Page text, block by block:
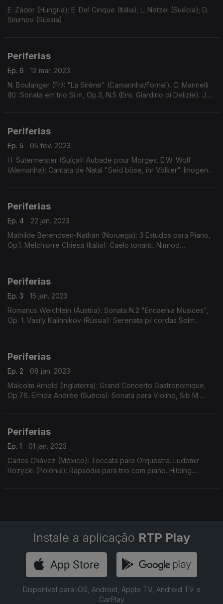
E. Zádor (Hungria); E. Del Cinque (Itália); L. Netzel (Suécia); D.
Smirnov (Rússia)
Periferias
Ep. 6
12 mar. 2023
N. Boulanger (Fr): "La Sirène" (Camarinha/Fornel). C. Mannelli
(It): Sonata em trio Si m, Op.3, N.5 (Ens. Giardino di Delizie). J.M.
Periferias
Ep. 5
05 fev. 2023
H. Sutermeister (Suíça): Aubade pour Morges. E.W. Wolf
(Alemanha): Cantata de Natal "Seid böse, ihr Völker". Imogen
Periferias
Ep. 4
22 jan. 2023
Mathilde Berendsen-Nathan (Noruega): 3 Estudos para Piano,
Op.1. Melchiorre Chiesa (Itália): Caelo tonanti. Nimrod
Periferias
Ep. 3
15 jan. 2023
Romanus Weichlein (Áustria): Sonata N.2 "Encaenia Musices",
Op. 1. Vasily Kalinnikov (Rússia): Serenata p/ cordas Solm.
Periferias
Ep. 2
08 jan. 2023
Malcolm Arnold (Inglaterra): Grand Concerto Gastronomique,
Op.76. Elfrida Andrée (Suécia): Sonata para Violino, Sib M.
Periferias
Ep. 1
01 jan. 2023
Carlos Chávez (México): Toccata para Orquestra. Ludomir
Rozycki (Polónia): Rapsódia para trio com piano. Hilding
Instale a aplicação RTP Play
Disponível para iOS, Android, Apple TV, Android TV e
CarPlay